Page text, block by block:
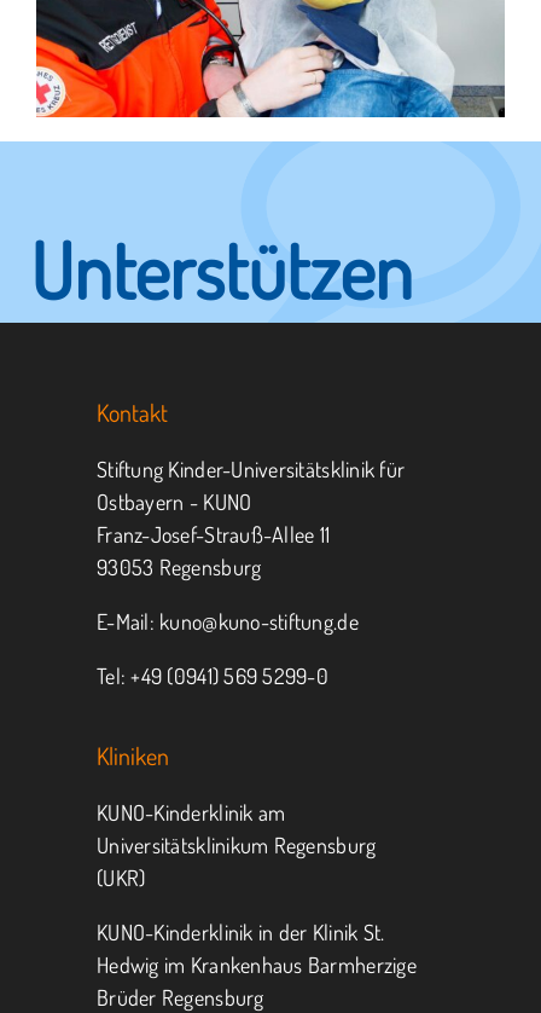
Unterstützen
Sie KUNO.
Jeder kann helfen.
MITMACHEN SPENDEN
Kontakt
Stiftung Kinder-Universitätsklinik für
Ostbayern - KUNO
Franz-Josef-Strauß-Allee 11
93053 Regensburg
E-Mail: kuno@kuno-stiftung.de
Tel: +49 (0941) 569 5299-0
Kliniken
KUNO-Kinderklinik am
Universitätsklinikum Regensburg
(UKR)
KUNO-Kinderklinik in der Klinik St.
Hedwig im Krankenhaus Barmherzige
Brüder Regensburg